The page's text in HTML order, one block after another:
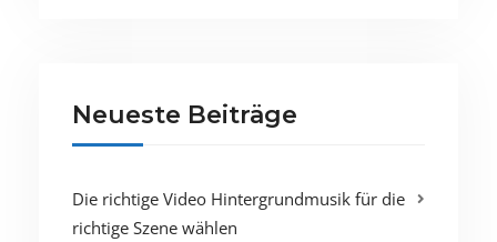
Neueste Beiträge
Die richtige Video Hintergrundmusik für die
richtige Szene wählen